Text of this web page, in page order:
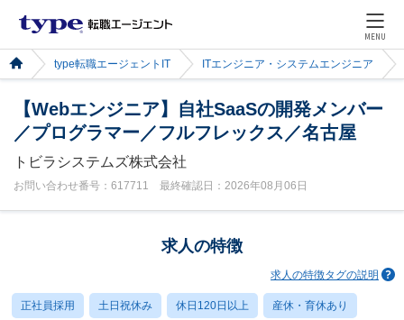
MENU
type転職エージェントIT ITエンジニア・システムエンジニア
【Webエンジニア】自社SaaSの開発メンバー
／プログラマー／フルフレックス／名古屋
トビラシステムズ株式会社
お問い合わせ番号：617711 最終確認日：2026年08月06日
求人の特徴
求人の特徴タグの説明
正社員採用 土日祝休み 休日120日以上 産休・育休あり